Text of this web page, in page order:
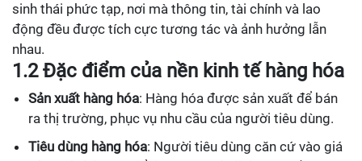
sinh thái phức tạp, nơi mà thông tin, tài chính và lao
động đều được tích cực tương tác và ảnh hưởng lẫn
nhau.
1.2 Đặc điểm của nền kinh tế hàng hóa
Sản xuất hàng hóa: Hàng hóa được sản xuất để bán
ra thị trường, phục vụ nhu cầu của người tiêu dùng.
Tiêu dùng hàng hóa: Người tiêu dùng căn cứ vào giá